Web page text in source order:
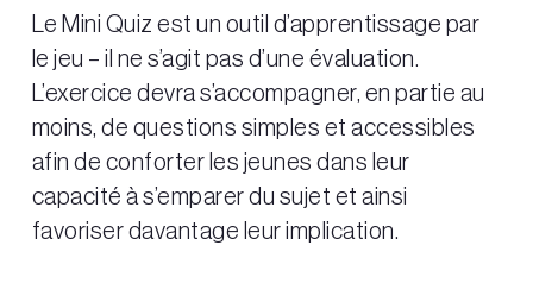
Le Mini Quiz est un outil d’apprentissage par
le jeu – il ne s’agit pas d’une évaluation.
L’exercice devra s’accompagner, en partie au
moins, de questions simples et accessibles
afin de conforter les jeunes dans leur
capacité à s’emparer du sujet et ainsi
favoriser davantage leur implication.